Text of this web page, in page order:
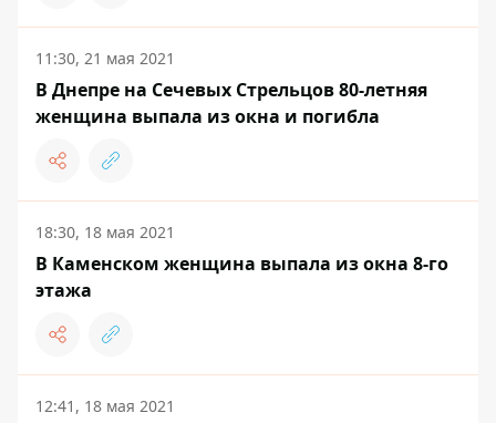
11:30, 21 мая 2021
В Днепре на Сечевых Стрельцов 80-летняя
женщина выпала из окна и погибла
18:30, 18 мая 2021
В Каменском женщина выпала из окна 8-го
этажа
12:41, 18 мая 2021